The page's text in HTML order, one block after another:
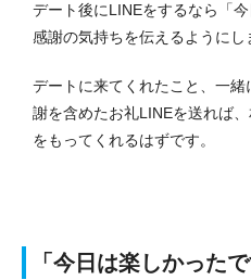
デート後にLINEをするなら「
感謝の気持ちを伝えるようにし
デートに来てくれたこと、一
謝を含めたお礼LINEを送れば
をもってくれるはずです。
「今日は楽しかったで